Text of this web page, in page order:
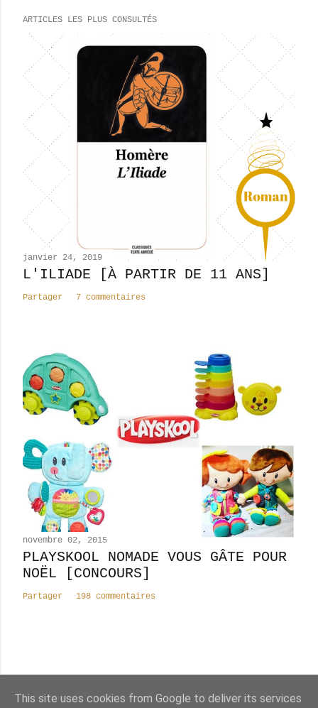
g
t
r
c
m
n
t
i
ARTICLES LES PLUS CONSULTÉS
janvier 24, 2019
L'ILIADE [À PARTIR DE 11 ANS]
Partager 7 commentaires
novembre 02, 2015
PLAYSKOOL NOMADE VOUS GÂTE POUR
NOËL [CONCOURS]
Partager 198 commentaires
41903
This site uses cookies from Google to deliver its services